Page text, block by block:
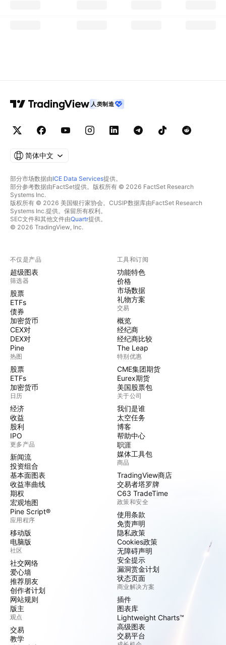
人类制造
简体中文
部分市场数据由ICE Data Services提供。
部分参考数据由FactSet提供。版权所有 © 2026 FactSet Research
Systems Inc.
版权所有 © 2026 美国银行家协会。CUSIP数据库由FactSet Research
Systems Inc.提供。保留所有权利。
SEC文件和其他文件由Quartr提供。
© 2026 TradingView, Inc.
不仅是产品
超级图表
筛选器
股票
ETFs
债券
加密货币
CEX对
DEX对
Pine
热图
股票
ETFs
加密货币
日历
经济
收益
股利
IPO
更多产品
新闻流
投资组合
基本面图表
收益率曲线
期权
宏观地图
Pine Script®
应用程序
移动版
电脑版
社区
社交网络
爱心墙
推荐朋友
创作者计划
网站规则
版主
观点
交易
教学
工具和订阅
功能特色
价格
市场数据
礼物方案
交易
概览
经纪商
经纪商比较
The Leap
特别优惠
CME集团期货
Eurex期货
美国股票包
关于公司
我们是谁
太空任务
博客
帮助中心
职涯
媒体工具包
商品
TradingView商店
交易者塔罗牌
C63 TradeTime
政策和安全
使用条款
免责声明
隐私政策
Cookies政策
无障碍声明
安全提示
漏洞赏金计划
状态页面
商业解决方案
插件
图表库
Lightweight Charts™
高级图表
交易平台